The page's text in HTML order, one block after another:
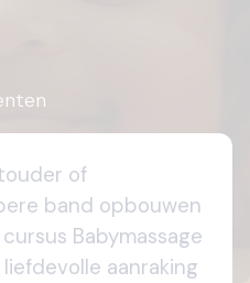
of
band opbouwen
Babymassage
aanraking